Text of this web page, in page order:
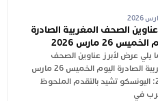
عناوين الصحف المغربية الصادرة
26 مارس 2026
يلي عرض لأبرز عناوين الصحف
المغربية الصادرة اليوم الخميس 26 مارس
2026: اليونسكو تشيد بالتقدم الملحوظ
في